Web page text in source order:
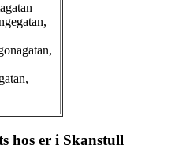
hos er i Skanstull